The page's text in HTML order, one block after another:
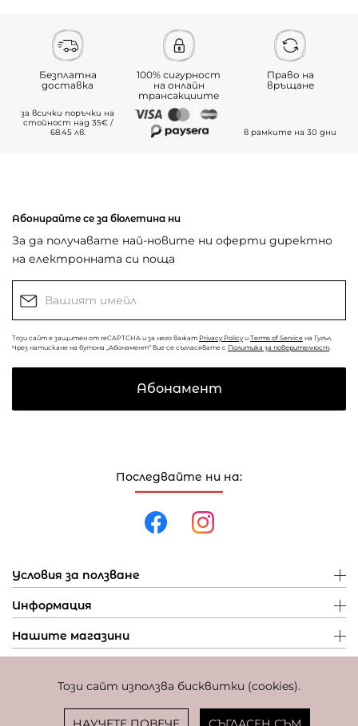
Този сайт използва бисквитки (cookies).
Безплатна
доставка
за всички поръчки на
стойност над 35€ /
68.45 лв.
100% сигурност
на онлайн
трансакциите
Право на
връщане
в рамките на 30 дни
Последвайте ни на:
Условия за ползване
Информация
Нашите магазини
Абонирайте се за бюлетина ни
За да получавате най-новите ни оферти директно
на електронната си поща
Този сайт е защитен от reCAPTCHA и за него важат Privacy Policy и Terms of Service на Гугъл.
Чрез натискане на бутона „Абонамент“ вие се съгласявате с Политика за поверителност
Абонамент
Фиксиран курс за превалутиране: 1 EUR = 1,95583 BGN